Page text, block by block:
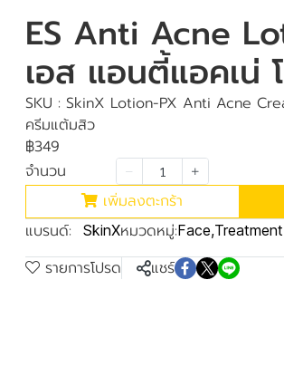
ES Anti Acne
เอส แอนตี้แอคเน่
SKU : SkinX Lotion-PX Anti Acne
ครีมแต้มสิว
฿349
จำนวน
เพิ่มลงตะกร้า
แบรนด์:
SkinXหมวดหมู่:Face,Treatment
รายการโปรด แชร์